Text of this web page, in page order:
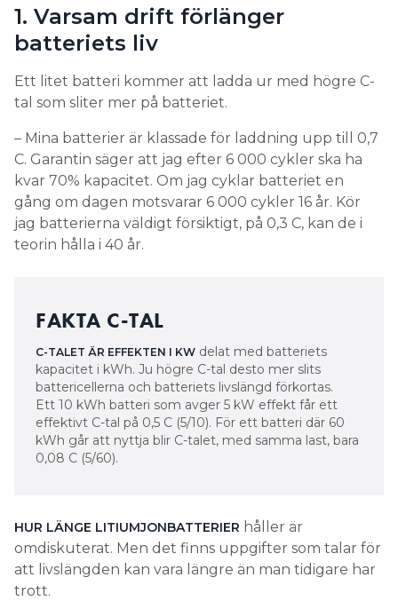
– Också väldigt snabb upp- och urladdning sliter
mycket på batteriet.
Optimal temperatur och
användning kan förlänga
batteriets livslängd
– Om man jämför med ett elbilsbatteri kan man
säga att om du accelerar hela tiden och kör väldigt
sportigt, då kan ditt batteri räcka kortare än om du
kör vårdat. I en modern elbil finns ett BMS, ett
Garantin är kopplad till
batteriets prestanda och C-tal
– En tillverkare kan till exempel speca att en
battericell håller 5 000 cykler om den cyklas med
en hastighet på 1 C och att den inte cyklar med 2 C
oftare än ett visst antal gånger.
det livslängden?
C-talet är ett mått på hur snabbt batteriet laddas
och laddas ur, det vill säga hur stor ström du drar
C. Garantin säger att jag efter 6 000 cykler ska ha
kvar 70% kapacitet. Om jag cyklar batteriet en
gång om dagen motsvarar 6 000 cykler 16 år. Kör
jag batterierna väldigt försiktigt, på 0,3 C, kan de i
teorin hålla i 40 år.
FAKTA C-TAL
C-TALET ÄR EFFEKTEN I KWdelat med batteriets
kapacitet i kWh. Ju högre C-tal desto mer slits
battericellerna och batteriets livslängd förkortas.
HUR LÄNGE LITIUMJONBATTERIERhåller är
omdiskuterat. Men det finns uppgifter som talar för
att livslängden kan vara längre än man tidigare har
trott.
upp först, som till exempel dörrhandtag. Och om
batteriet ändå får problem är det oftast med
enskilda celler, säger Jocke Stensmo.
Chalmersforskaren Aleksandar Matic ger Jocke